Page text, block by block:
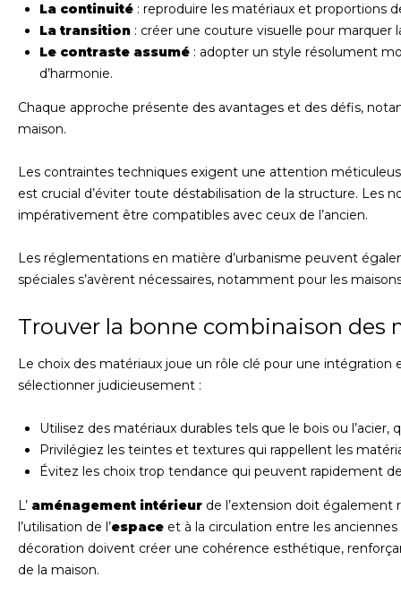
La continuité : reproduire les matériaux et proportions
La transition : créer une couture visuelle pour marquer
Le contraste assumé : adopter un style résolument
d’harmonie.
Chaque approche présente des avantages et des défis,
maison.
Les contraintes techniques exigent une attention
est crucial d’éviter toute déstabilisation de la structure. Les
impérativement être compatibles avec ceux de l’ancien.
Les réglementations en matière d’urbanisme peuvent
spéciales s’avèrent nécessaires, notamment pour les
Trouver la bonne combinaison des
Le choix des matériaux joue un rôle clé pour une intégration
sélectionner judicieusement :
Utilisez des matériaux durables tels que le bois ou
Privilégiez les teintes et textures qui rappellent les
Évitez les choix trop tendance qui peuvent rapidement
L’ aménagement intérieur de l’extension doit
l’utilisation de l’espace et à la circulation entre les
décoration doivent créer une cohérence esthétique,
de la maison.